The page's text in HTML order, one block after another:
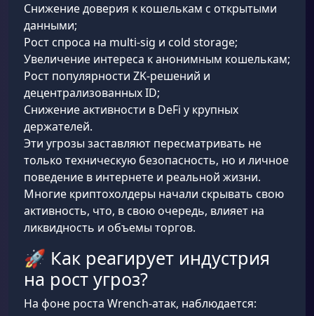
Снижение доверия к кошелькам с открытыми
данными;
Рост спроса на multi-sig и cold storage;
Увеличение интереса к анонимным кошелькам;
Рост популярности ZK-решений и
децентрализованных ID;
Снижение активности в DeFi у крупных
держателей.
Эти угрозы заставляют пересматривать не
только техническую безопасность, но и личное
поведение в интернете и реальной жизни.
Многие криптохолдеры начали скрывать свою
активность, что, в свою очередь, влияет на
ликвидность и объемы торгов.
🚀 Как реагирует индустрия
на рост угроз?
На фоне роста Wrench-атак, наблюдается: